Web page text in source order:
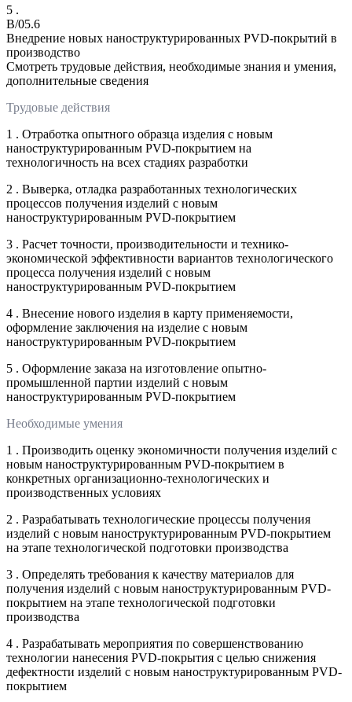
5 .
B/05.6
Внедрение новых наноструктурированных PVD-покрытий в
производство
Смотреть трудовые действия, необходимые знания и умения,
дополнительные сведения
Трудовые действия
1 . Отработка опытного образца изделия с новым
наноструктурированным PVD-покрытием на
технологичность на всех стадиях разработки
2 . Выверка, отладка разработанных технологических
процессов получения изделий с новым
наноструктурированным PVD-покрытием
3 . Расчет точности, производительности и технико-
экономической эффективности вариантов технологического
процесса получения изделий с новым
наноструктурированным PVD-покрытием
4 . Внесение нового изделия в карту применяемости,
оформление заключения на изделие с новым
наноструктурированным PVD-покрытием
5 . Оформление заказа на изготовление опытно-
промышленной партии изделий с новым
наноструктурированным PVD-покрытием
Необходимые умения
1 . Производить оценку экономичности получения изделий с
новым наноструктурированным PVD-покрытием в
конкретных организационно-технологических и
производственных условиях
2 . Разрабатывать технологические процессы получения
изделий с новым наноструктурированным PVD-покрытием
на этапе технологической подготовки производства
3 . Определять требования к качеству материалов для
получения изделий с новым наноструктурированным PVD-
покрытием на этапе технологической подготовки
производства
4 . Разрабатывать мероприятия по совершенствованию
технологии нанесения PVD-покрытия с целью снижения
дефектности изделий с новым наноструктурированным PVD-
покрытием